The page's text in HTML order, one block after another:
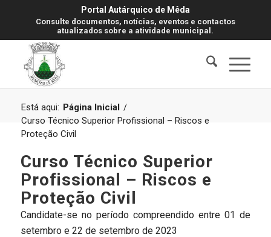
Portal Autárquico de Mêda
Consulte documentos, notícias, eventos e contactos
atualizados sobre a atividade municipal.
Está aqui: Página Inicial /
Curso Técnico Superior Profissional – Riscos e
Proteção Civil
Curso Técnico Superior
Profissional – Riscos e
Proteção Civil
Candidate-se no período compreendido entre 01 de
setembro e 22 de setembro de 2023